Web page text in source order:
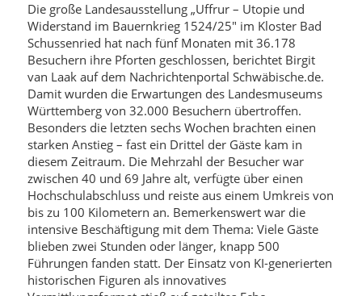
Die große Landesausstellung „Uffrur – Utopie und
Widerstand im Bauernkrieg 1524/25″ im Kloster Bad
Schussenried hat nach fünf Monaten mit 36.178
Besuchern ihre Pforten geschlossen, berichtet Birgit
van Laak auf dem Nachrichtenportal Schwäbische.de.
Damit wurden die Erwartungen des Landesmuseums
Württemberg von 32.000 Besuchern übertroffen.
Besonders die letzten sechs Wochen brachten einen
starken Anstieg – fast ein Drittel der Gäste kam in
diesem Zeitraum. Die Mehrzahl der Besucher war
zwischen 40 und 69 Jahre alt, verfügte über einen
Hochschulabschluss und reiste aus einem Umkreis von
bis zu 100 Kilometern an. Bemerkenswert war die
intensive Beschäftigung mit dem Thema: Viele Gäste
blieben zwei Stunden oder länger, knapp 500
Führungen fanden statt. Der Einsatz von KI-generierten
historischen Figuren als innovatives